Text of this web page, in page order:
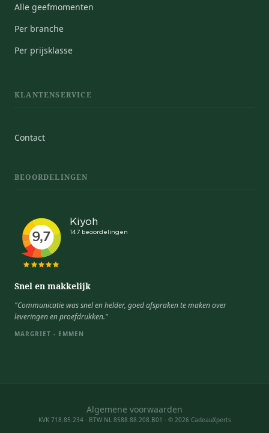
Alle geefmomenten
Per branche
Per prijsklasse
KLANTENSERVICE
Contact
BEOORDELINGEN
Snel en makkelijk
"Communicatie was snel en helder, goed afspraken te maken over
leveringen en proefdrukken."
MARGRIET - EMMEN
Algemene voorwaarden
KVK 718.85.234 · BTW NL 8588.88.208.B01 · © 2026 CadeauXperts